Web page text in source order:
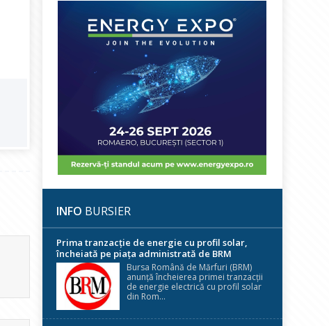
INFO BURSIER
Prima tranzacție de energie cu profil solar,
încheiată pe piața administrată de BRM
Bursa Română de Mărfuri (BRM)
anunță încheierea primei tranzacții
de energie electrică cu profil solar
din Rom...